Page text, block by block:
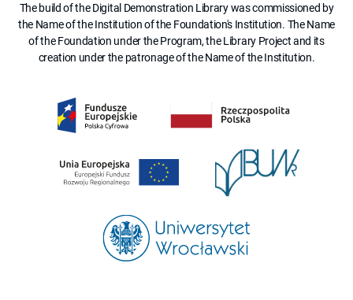
The build of the Digital Demonstration Library was commissioned by
the Name of the Institution of the Foundation's Institution. The Name
of the Foundation under the Program, the Library Project and its
creation under the patronage of the Name of the Institution.